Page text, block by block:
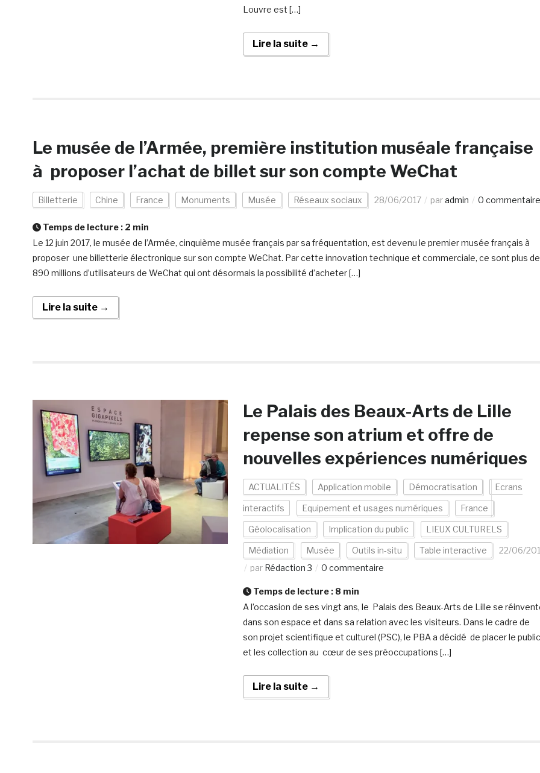
Louvre est […]
Lire la suite →
Le musée de l’Armée, première institution muséale française
à proposer l’achat de billet sur son compte WeChat
Billetterie Chine France Monuments Musée Réseaux sociaux 28/06/2017 paradmin 0 commentaire
Temps de lecture : 2 min
Le 12 juin 2017, le musée de l’Armée, cinquième musée français par sa fréquentation, est devenu le premier musée français à
proposer une billetterie électronique sur son compte WeChat. Par cette innovation technique et commerciale, ce sont plus de
890 millions d’utilisateurs de WeChat qui ont désormais la possibilité d’acheter […]
Lire la suite →
Le Palais des Beaux-Arts de Lille
repense son atrium et offre de
nouvelles expériences numériques
ACTUALITÉS Application mobile Démocratisation Ecrans
interactifs Equipement et usages numériques France
Géolocalisation Implication du public LIEUX CULTURELS
Médiation Musée Outils in-situ Table interactive
22/06/
par Rédaction 3 0 commentaire
Temps de lecture : 8 min
A l’occasion de ses vingt ans, le Palais des Beaux-Arts de Lille se
dans son espace et dans sa relation avec les visiteurs. Dans le cadre de
son projet scientifique et culturel (PSC), le PBA a décidé de placer le public
et les collection au cœur de ses préoccupations […]
Lire la suite →